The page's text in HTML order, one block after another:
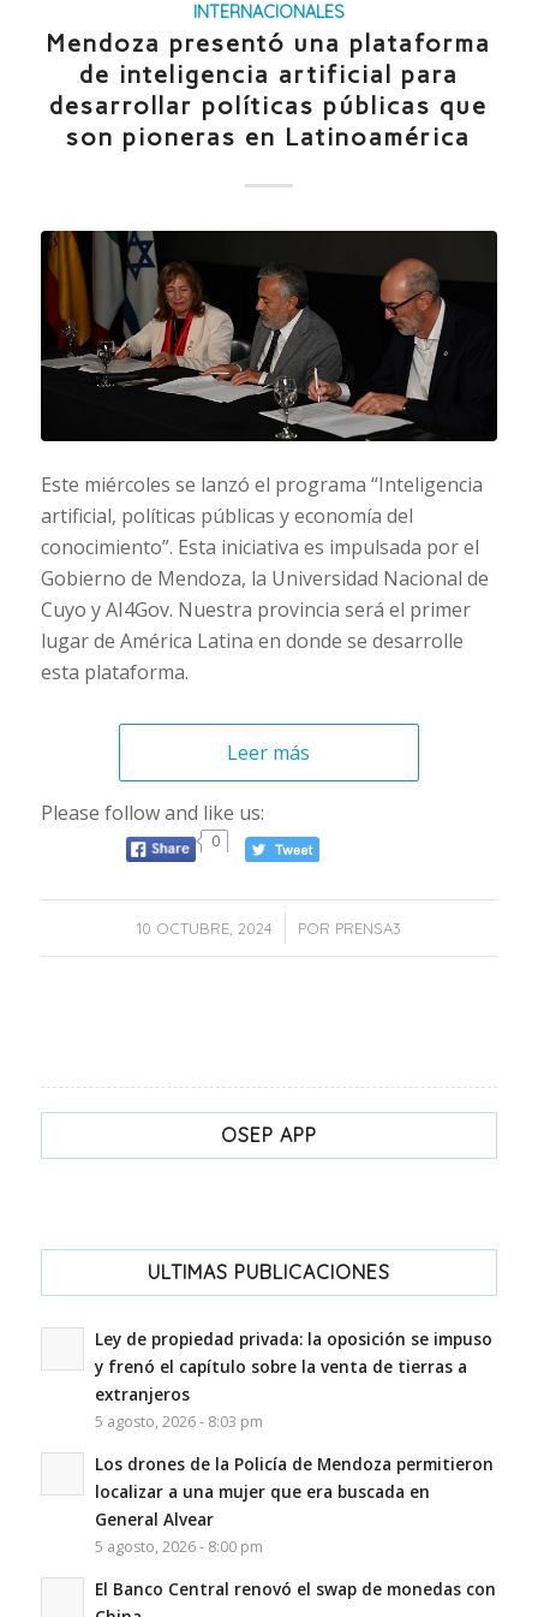
INTERNACIONALES
Mendoza presentó una plataforma
de inteligencia artificial para
desarrollar políticas públicas que
son pioneras en Latinoamérica
Este miércoles se lanzó el programa “Inteligencia
artificial, políticas públicas y economía del
conocimiento”. Esta iniciativa es impulsada por el
Gobierno de Mendoza, la Universidad Nacional de
Cuyo y AI4Gov. Nuestra provincia será el primer
lugar de América Latina en donde se desarrolle
esta plataforma.
Leer más
Please follow and like us:
0
10 OCTUBRE, 2024
/ POR PRENSA3
OSEP APP
ULTIMAS PUBLICACIONES
Ley de propiedad privada: la oposición se impuso
y frenó el capítulo sobre la venta de tierras a
extranjeros
5 agosto, 2026 - 8:03 pm
Los drones de la Policía de Mendoza permitieron
localizar a una mujer que era buscada en
General Alvear
5 agosto, 2026 - 8:00 pm
El Banco Central renovó el swap de monedas con